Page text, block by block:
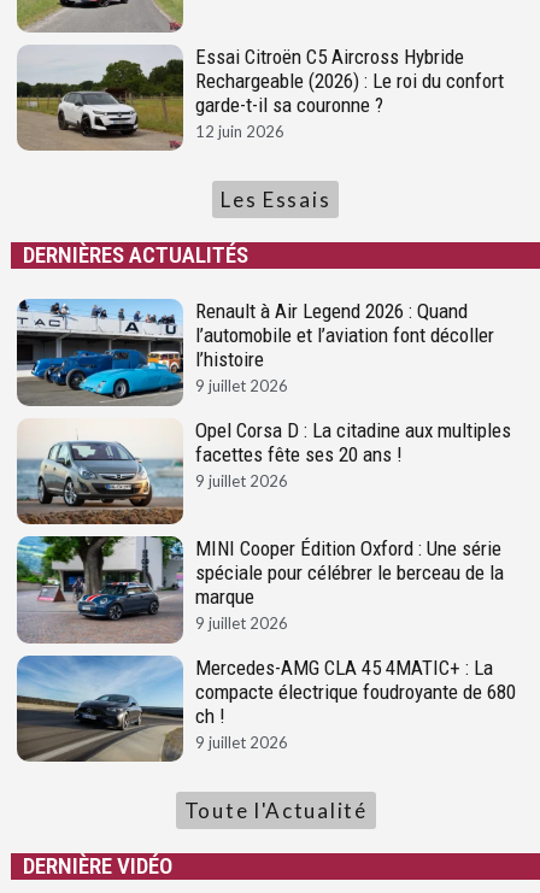
Essai Citroën C5 Aircross Hybride
Rechargeable (2026) : Le roi du confort
garde-t-il sa couronne ?
12 juin 2026
Les Essais
DERNIÈRES ACTUALITÉS
Renault à Air Legend 2026 : Quand
l’automobile et l’aviation font décoller
l’histoire
9 juillet 2026
Opel Corsa D : La citadine aux multiples
facettes fête ses 20 ans !
9 juillet 2026
MINI Cooper Édition Oxford : Une série
spéciale pour célébrer le berceau de la
marque
9 juillet 2026
Mercedes-AMG CLA 45 4MATIC+ : La
compacte électrique foudroyante de 680
ch !
9 juillet 2026
Toute l'Actualité
DERNIÈRE VIDÉO